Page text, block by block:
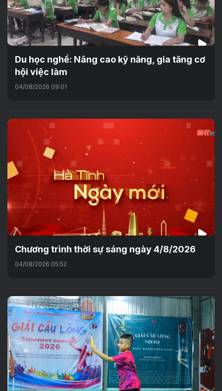
Du học nghề: Nâng cao kỹ năng, gia tăng cơ
hội việc làm
04/08/2026 09:01
Chương trình thời sự sáng ngày 4/8/2026
04/08/2026 05:52